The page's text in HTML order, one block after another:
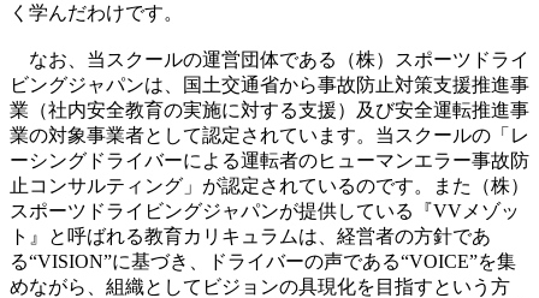
く学んだわけです。
なお、当スクールの運営団体である（株）スポーツドライ
ビングジャパンは、国土交通省から事故防止対策支援推進事
業（社内安全教育の実施に対する支援）及び安全運転推進事
業の対象事業者として認定されています。当スクールの「レ
ーシングドライバーによる運転者のヒューマンエラー事故防
止コンサルティング」が認定されているのです。また（株）
スポーツドライビングジャパンが提供している『VVメゾッ
ト』と呼ばれる教育カリキュラムは、経営者の方針であ
る“VISION”に基づき、ドライバーの声である“VOICE”を集
めながら、組織としてビジョンの具現化を目指すという方